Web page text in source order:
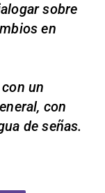
sobre
en
un
con
de señas.